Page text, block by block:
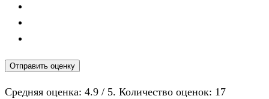
Отправить оценку
Средняя оценка: 4.9 / 5. Количество оценок: 17